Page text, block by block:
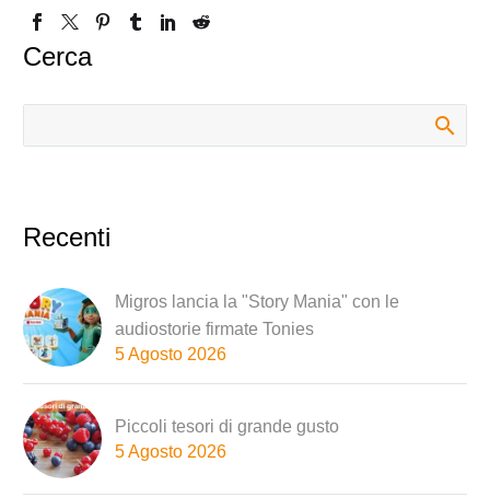
Cerca
Recenti
Migros lancia la "Story Mania" con le
audiostorie firmate Tonies
5 Agosto 2026
Piccoli tesori di grande gusto
5 Agosto 2026